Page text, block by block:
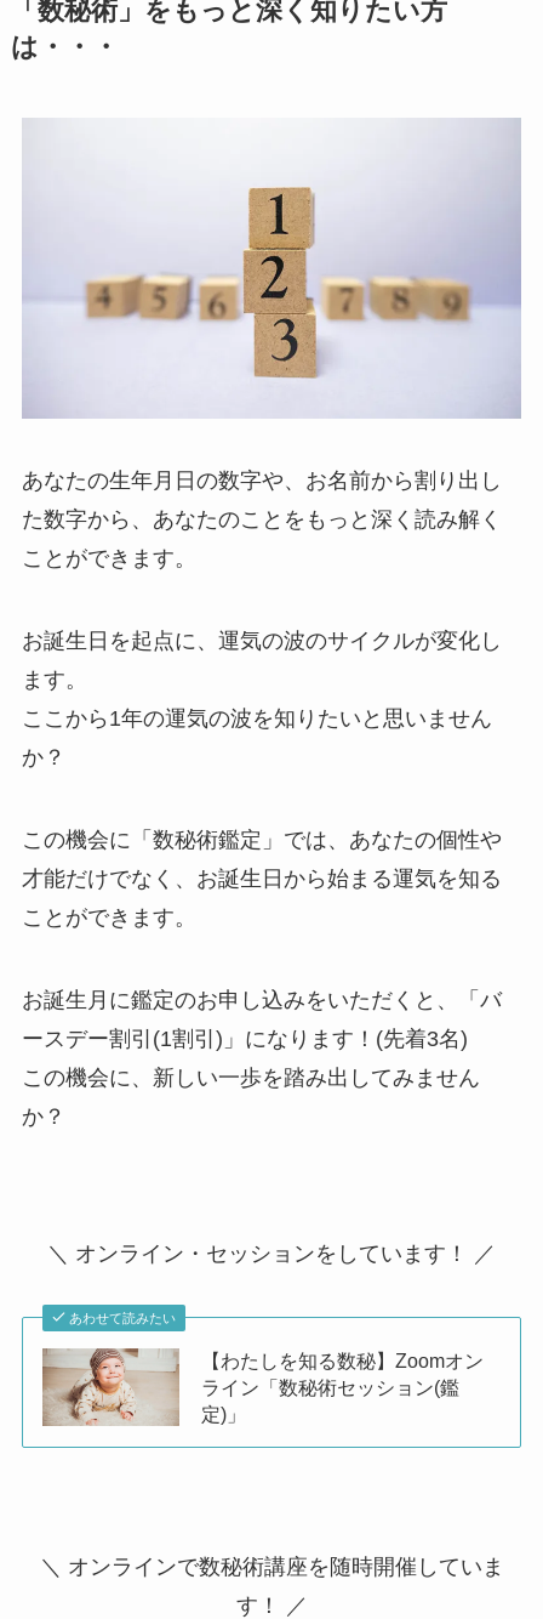
「数秘術」をもっと深く知りたい方
は・・・
あなたの生年月日の数字や、お名前から割り出し
た数字から、あなたのことをもっと深く読み解く
ことができます。
お誕生日を起点に、運気の波のサイクルが変化し
ます。
ここから1年の運気の波を知りたいと思いません
か？
この機会に「数秘術鑑定」では、あなたの個性や
才能だけでなく、お誕生日から始まる運気を知る
ことができます。
お誕生月に鑑定のお申し込みをいただくと、「バ
ースデー割引(1割引)」になります！(先着3名)
この機会に、新しい一歩を踏み出してみません
か？
＼ オンライン・セッションをしています！ ／
あわせて読みたい
【わたしを知る数秘】Zoomオン
ライン「数秘術セッション(鑑
定)」
＼ オンラインで数秘術講座を随時開催していま
す！ ／